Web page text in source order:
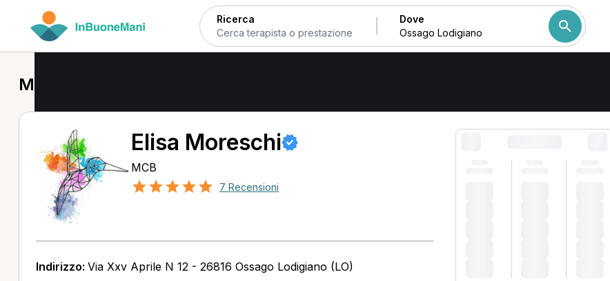
Ricerca Dove
MCB a Ossago Lodigiano
Elisa Moreschi
MCB
7 Recensioni
Indirizzo: Via Xxv Aprile N 12 - 26816 Ossago Lodigiano (LO)